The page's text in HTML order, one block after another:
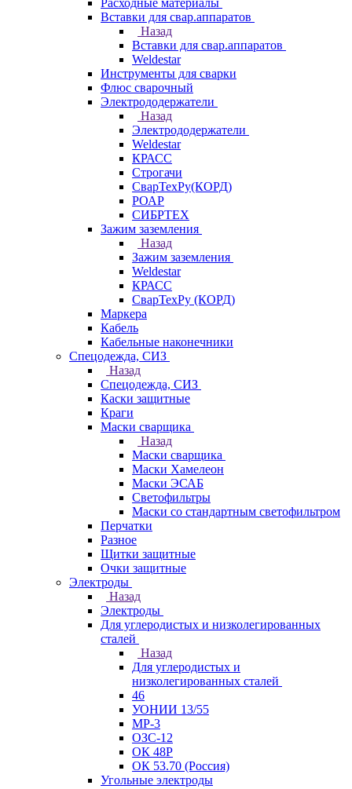
Расходные материалы
Вставки для свар.аппаратов
Назад
Вставки для свар.аппаратов
Weldestar
Инструменты для сварки
Флюс сварочный
Электрододержатели
Назад
Электрододержатели
Weldestar
КРАСС
Строгачи
СварТехРу(КОРД)
РОАР
СИБРТЕХ
Зажим заземления
Назад
Зажим заземления
Weldestar
КРАСС
СварТехРу (КОРД)
Маркера
Кабель
Кабельные наконечники
Спецодежда, СИЗ
Назад
Спецодежда, СИЗ
Каски защитные
Краги
Маски сварщика
Назад
Маски сварщика
Маски Хамелеон
Маски ЭСАБ
Светофильтры
Маски со стандартным светофильтром
Перчатки
Разное
Щитки защитные
Очки защитные
Электроды
Назад
Электроды
Для углеродистых и низколегированных
сталей
Назад
Для углеродистых и
низколегированных сталей
46
УОНИИ 13/55
МР-3
ОЗС-12
ОК 48Р
ОК 53.70 (Россия)
Угольные электроды